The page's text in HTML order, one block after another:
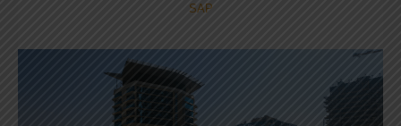
SAP